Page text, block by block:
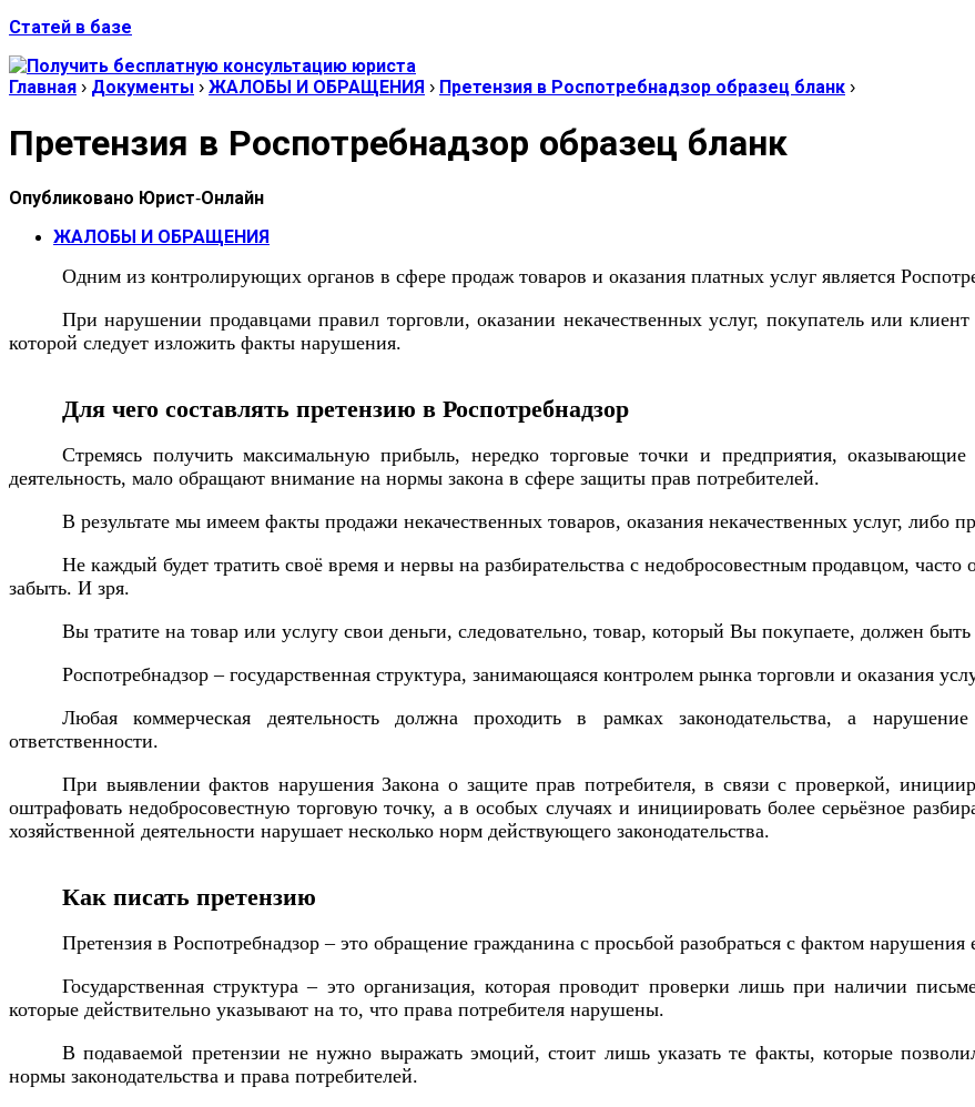
Статей в базе
Главная › Документы › ЖАЛОБЫ И ОБРАЩЕНИЯ › Претензия в Роспотребнадзор образец бланк ›
Претензия в Роспотребнадзор образец бланк
Опубликовано Юрист-Онлайн
ЖАЛОБЫ И ОБРАЩЕНИЯ
Одним из контролирующих органов в сфере продаж товаров и оказания платных услуг является
При нарушении продавцами правил торговли, оказании некачественных услуг, покупатель или
которой следует изложить факты нарушения.
Для чего составлять претензию в Роспотребнадзор
Стремясь получить максимальную прибыль, нередко торговые точки и предприятия,
деятельность, мало обращают внимание на нормы закона в сфере защиты прав потребителей.
В результате мы имеем факты продажи некачественных товаров, оказания некачественных услуг, либо
Не каждый будет тратить своё время и нервы на разбирательства с недобросовестным продавцом,
забыть. И зря.
Вы тратите на товар или услугу свои деньги, следовательно, товар, который Вы покупаете, должен быть
Роспотребнадзор – государственная структура, занимающаяся контролем рынка торговли и оказания
Любая коммерческая деятельность должна проходить в рамках законодательства, а
ответственности.
При выявлении фактов нарушения Закона о защите прав потребителя, в связи с проверкой,
оштрафовать недобросовестную торговую точку, а в особых случаях и инициировать более серьёзное
хозяйственной деятельности нарушает несколько норм действующего законодательства.
Как писать претензию
Претензия в Роспотребнадзор – это обращение гражданина с просьбой разобраться с фактом нарушения
Государственная структура – это организация, которая проводит проверки лишь при наличии
которые действительно указывают на то, что права потребителя нарушены.
В подаваемой претензии не нужно выражать эмоций, стоит лишь указать те факты, которые
нормы законодательства и права потребителей.